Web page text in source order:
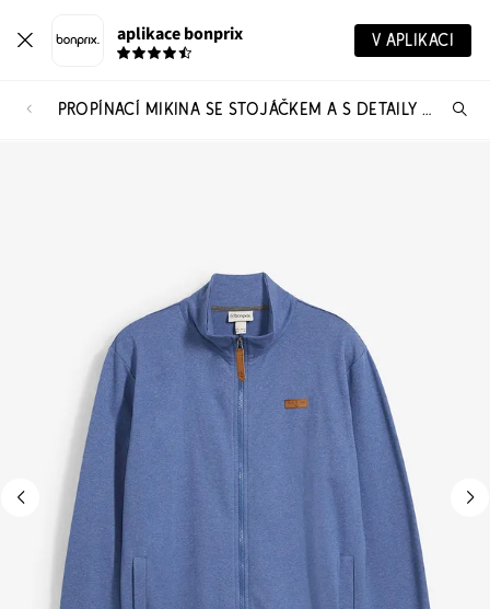
aplikace bonprix V APLIKACI
PROPÍNACÍ MIKINA SE STOJÁČKEM A S DETAILY Z IMITACE KŮŽE